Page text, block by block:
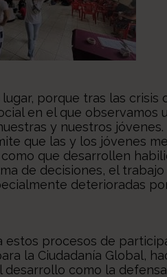
porque tras las crisis
en el que observamos
y nuestros
que las y los jóvenes
que desarrollen
de decisiones, el
deterioradas
estos procesos de
la Ciudadanía Global,
desarrollo como la